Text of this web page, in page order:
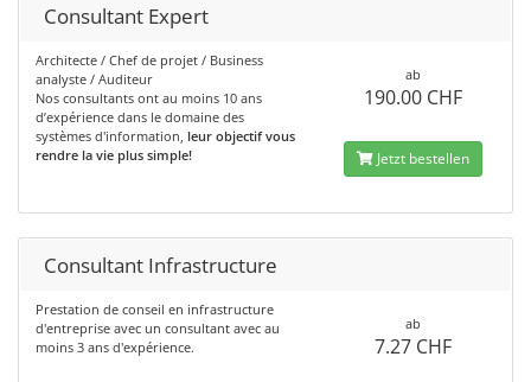
Consultant Expert
Architecte / Chef de projet / Business
analyste / Auditeur
Nos consultants ont au moins 10 ans
d’expérience dans le domaine des
systèmes d'information, leur objectif vous
rendre la vie plus simple!
ab
190.00 CHF
Jetzt bestellen
Consultant Infrastructure
Prestation de conseil en infrastructure
d'entreprise avec un consultant avec au
moins 3 ans d'expérience.
ab
7.27 CHF